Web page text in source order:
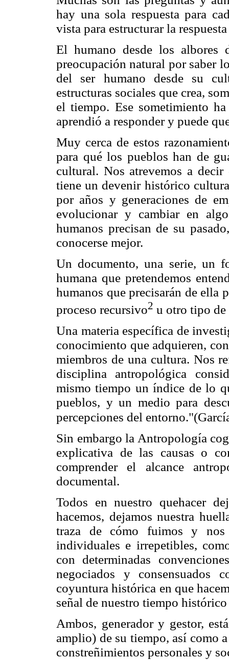
hay una sola respuesta para
vista para estructurar la
El humano desde los albores
preocupación natural por saber
del ser humano desde su
estructuras sociales que crea,
el tiempo. Ese sometimiento
aprendió a responder y puede
Muy cerca de estos
para qué los pueblos han de
cultural. Nos atrevemos a
tiene un devenir histórico
por años y generaciones de
evolucionar y cambiar en
humanos precisan de su
conocerse mejor.
Un documento, una serie, un
humana que pretendemos
humanos que precisarán de ella
proceso recursivo2 u otro tipo de
Una materia específica de
conocimiento que adquieren,
miembros de una cultura. Nos
disciplina antropológica
mismo tiempo un índice de lo
pueblos, y un medio para
percepciones del
Sin embargo la Antropología
explicativa de las causas o
comprender el alcance
documental.
Todos en nuestro quehacer
hacemos, dejamos nuestra
traza de cómo fuimos y nos
individuales e irrepetibles,
con determinadas
negociados y consensuados
coyuntura histórica en que
señal de nuestro tiempo
Ambos, generador y gestor,
amplio) de su tiempo, así como
constreñimientos personales y